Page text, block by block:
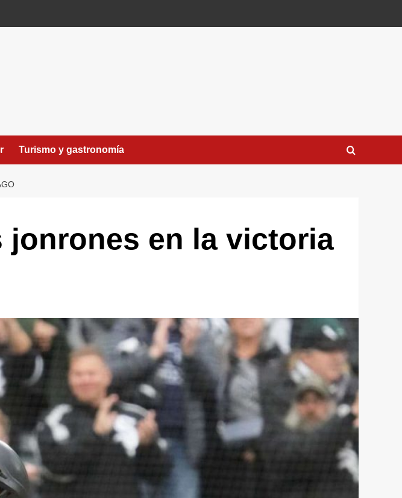
Turismo y gastronomía
jonrones en la victoria